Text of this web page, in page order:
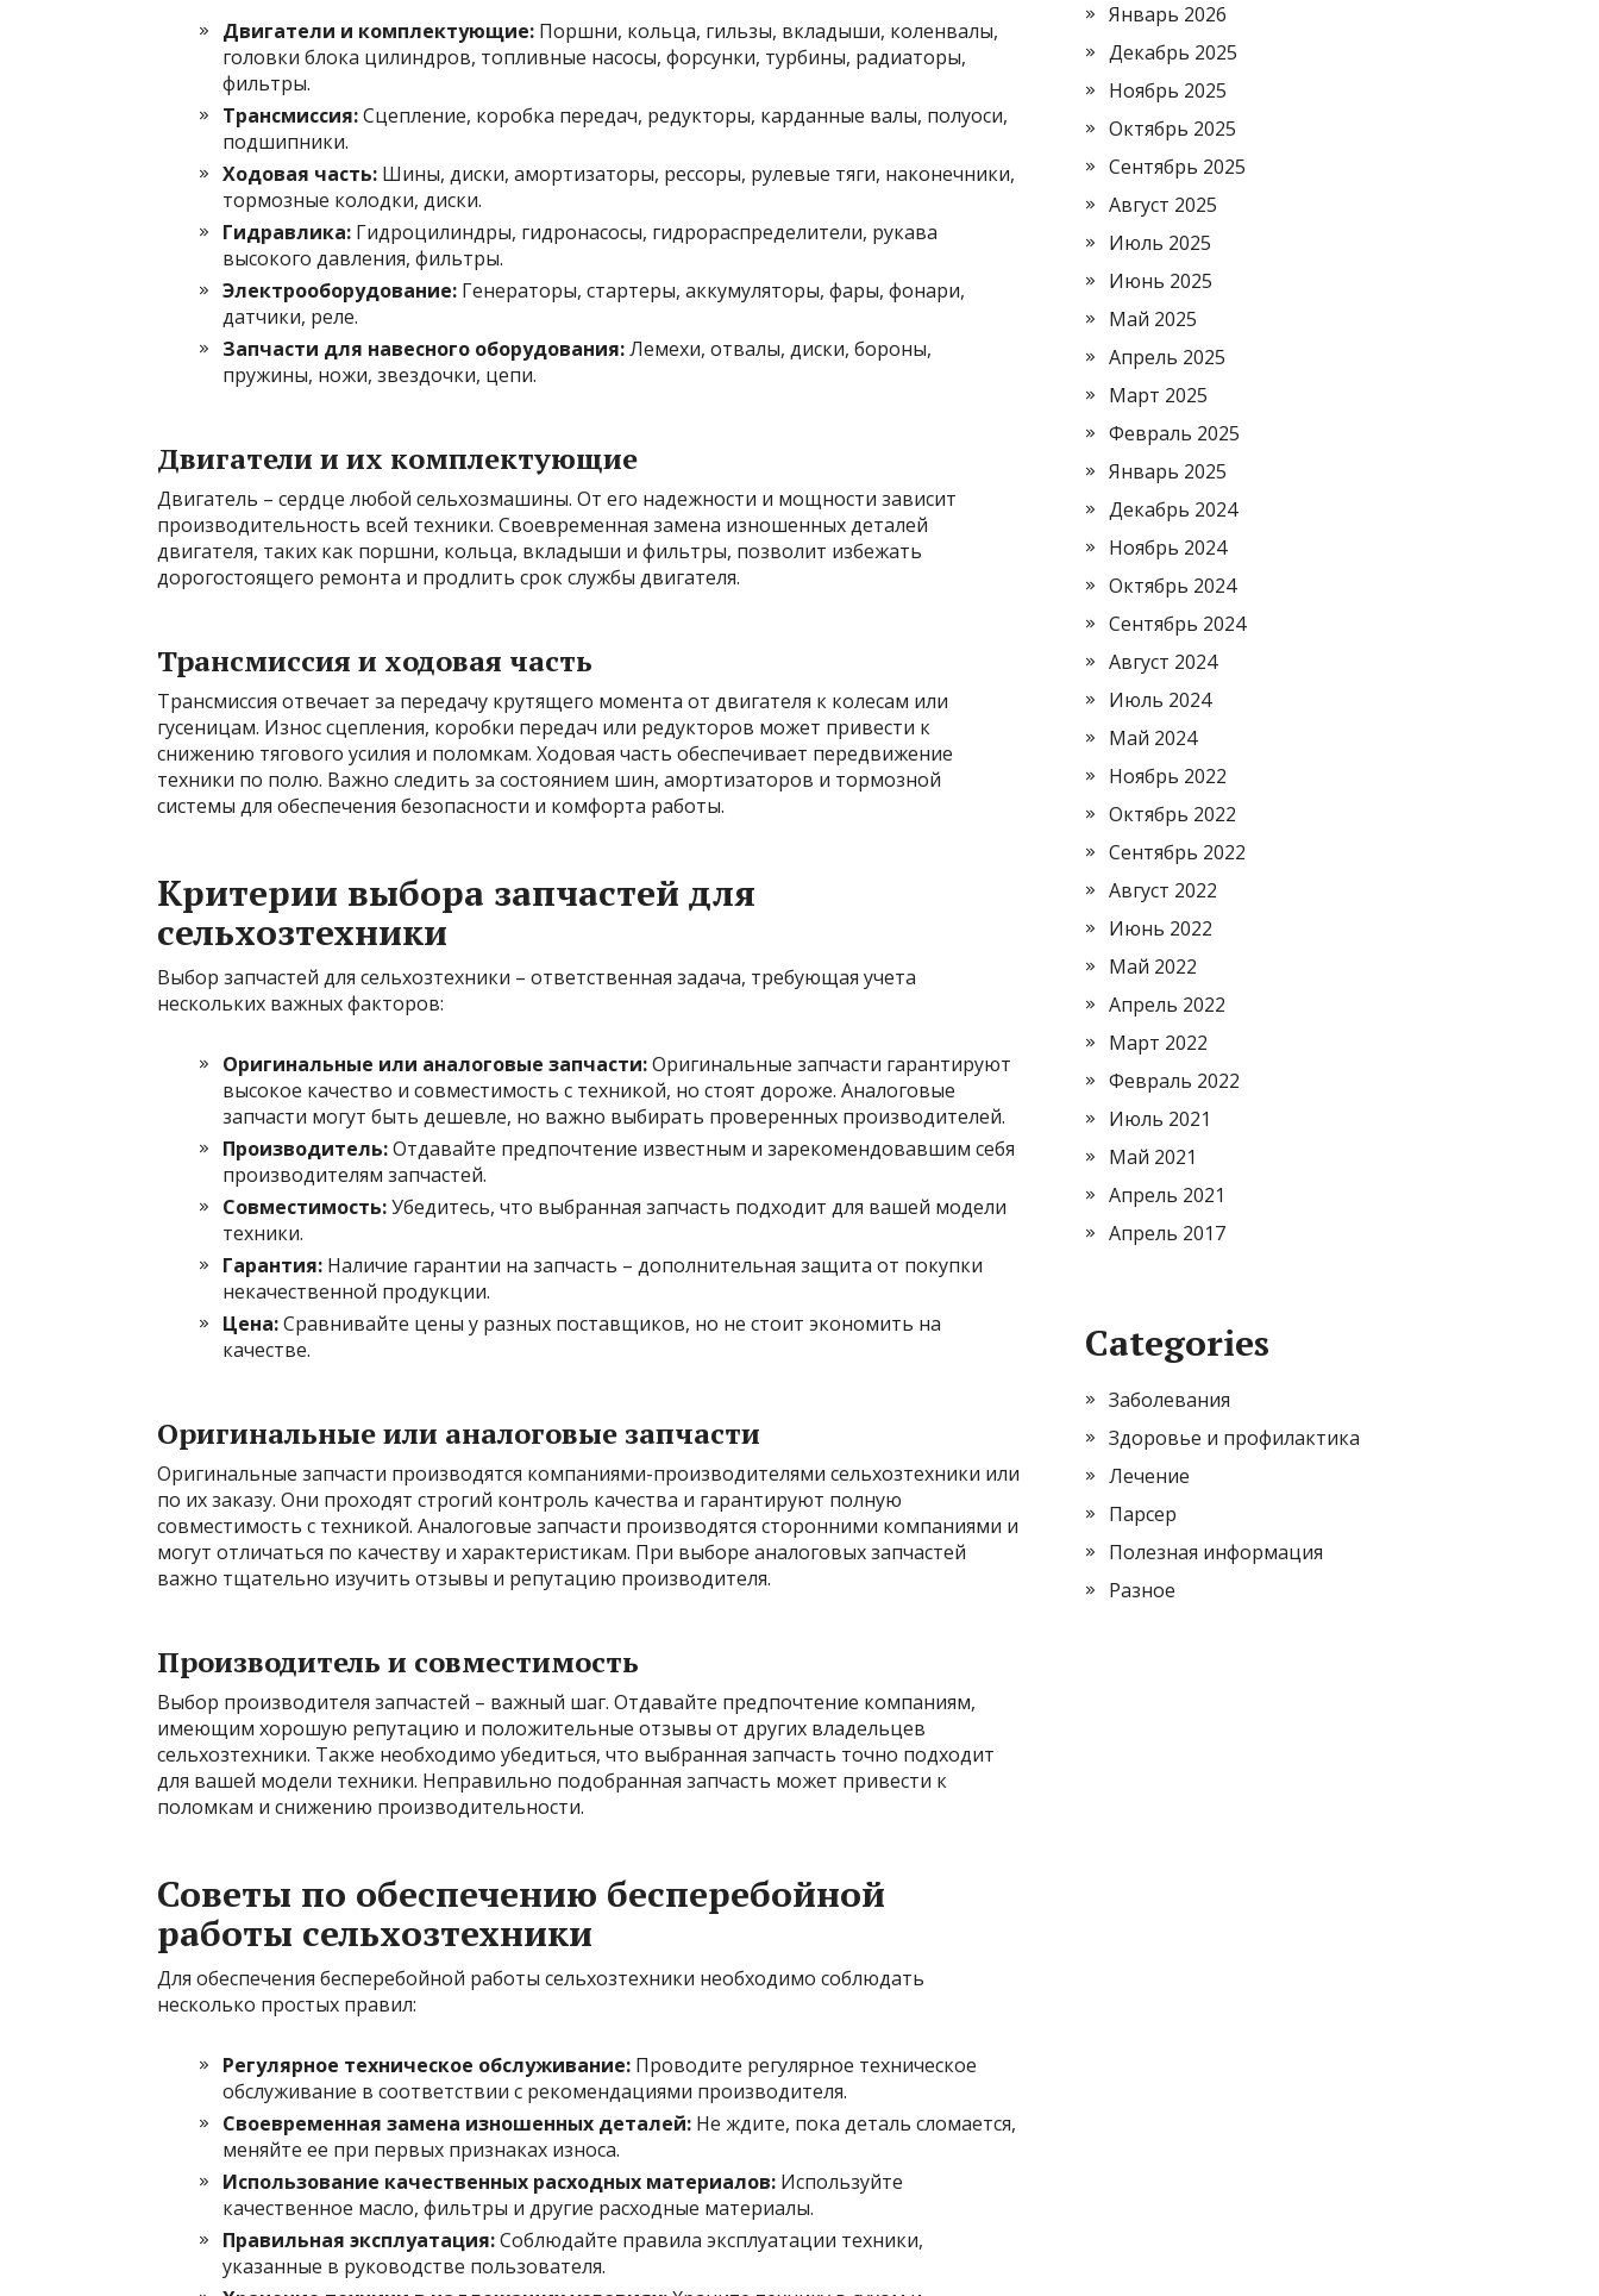
Двигатели и комплектующие: Поршни, кольца, гильзы, вкладыши, коленвалы,
головки блока цилиндров, топливные насосы, форсунки, турбины, радиаторы,
фильтры.
Трансмиссия:Сцепление, коробка передач, редукторы, карданные валы, полуоси,
подшипники.
Ходовая часть: Шины, диски, амортизаторы, рессоры, рулевые тяги, наконечники,
тормозные колодки, диски.
Гидравлика: Гидроцилиндры, гидронасосы, гидрораспределители, рукава
высокого давления, фильтры.
Электрооборудование: Генераторы, стартеры, аккумуляторы, фары, фонари,
датчики, реле.
Запчасти для навесного оборудования:Лемехи, отвалы, диски, бороны,
пружины, ножи, звездочки, цепи.
Двигатели и их комплектующие
Двигатель – сердце любой сельхозмашины. От его надежности и мощности зависит
производительность всей техники. Своевременная замена изношенных деталей
двигателя, таких как поршни, кольца, вкладыши и фильтры, позволит избежать
дорогостоящего ремонта и продлить срок службы двигателя.
Трансмиссия и ходовая часть
Трансмиссия отвечает за передачу крутящего момента от двигателя к колесам или
гусеницам. Износ сцепления, коробки передач или редукторов может привести к
снижению тягового усилия и поломкам. Ходовая часть обеспечивает передвижение
техники по полю. Важно следить за состоянием шин, амортизаторов и тормозной
системы для обеспечения безопасности и комфорта работы.
Критерии выбора запчастей для
сельхозтехники
Выбор запчастей для сельхозтехники – ответственная задача, требующая учета
нескольких важных факторов:
Оригинальные или аналоговые запчасти:Оригинальные запчасти гарантируют
высокое качество и совместимость с техникой, но стоят дороже. Аналоговые
запчасти могут быть дешевле, но важно выбирать проверенных производителей.
Производитель:Отдавайте предпочтение известным и зарекомендовавшим себя
производителям запчастей.
Совместимость:Убедитесь, что выбранная запчасть подходит для вашей модели
техники.
Гарантия: Наличие гарантии на запчасть – дополнительная защита от покупки
некачественной продукции.
Цена:Сравнивайте цены у разных поставщиков, но не стоит экономить на
качестве.
Оригинальные или аналоговые запчасти
Оригинальные запчасти производятся компаниями-производителями сельхозтехники или
по их заказу. Они проходят строгий контроль качества и гарантируют полную
совместимость с техникой. Аналоговые запчасти производятся сторонними компаниями и
могут отличаться по качеству и характеристикам. При выборе аналоговых запчастей
важно тщательно изучить отзывы и репутацию производителя.
Производитель и совместимость
Выбор производителя запчастей – важный шаг. Отдавайте предпочтение компаниям,
имеющим хорошую репутацию и положительные отзывы от других владельцев
сельхозтехники. Также необходимо убедиться, что выбранная запчасть точно подходит
для вашей модели техники. Неправильно подобранная запчасть может привести к
поломкам и снижению производительности.
Советы по обеспечению бесперебойной
работы сельхозтехники
Для обеспечения бесперебойной работы сельхозтехники необходимо соблюдать
несколько простых правил:
Регулярное техническое обслуживание: Проводите регулярное техническое
обслуживание в соответствии с рекомендациями производителя.
Своевременная замена изношенных деталей: Не ждите, пока деталь сломается,
меняйте ее при первых признаках износа.
Использование качественных расходных материалов: Используйте
качественное масло, фильтры и другие расходные материалы.
Правильная эксплуатация:Соблюдайте правила эксплуатации техники,
указанные в руководстве пользователя.
Январь 2026
Декабрь 2025
Ноябрь 2025
Октябрь 2025
Сентябрь 2025
Август 2025
Июль 2025
Июнь 2025
Май 2025
Апрель 2025
Март 2025
Февраль 2025
Январь 2025
Декабрь 2024
Ноябрь 2024
Октябрь 2024
Сентябрь 2024
Август 2024
Июль 2024
Май 2024
Ноябрь 2022
Октябрь 2022
Сентябрь 2022
Август 2022
Июнь 2022
Май 2022
Апрель 2022
Март 2022
Февраль 2022
Июль 2021
Май 2021
Апрель 2021
Апрель 2017
Categories
Заболевания
Здоровье и профилактика
Лечение
Парсер
Полезная информация
Разное